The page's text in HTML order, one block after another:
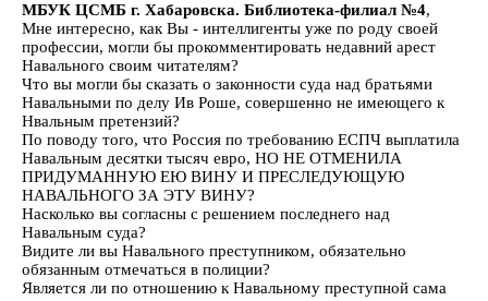
МБУК ЦСМБ г. Хабаровска. Библиотека-филиал №4,
Мне интересно, как Вы - интеллигенты уже по роду своей
профессии, могли бы прокомментировать недавний арест
Навального своим читателям?
Что вы могли бы сказать о законности суда над братьями
Навальными по делу Ив Роше, совершенно не имеющего к
Нвальным претензий?
По поводу того, что Россия по требованию ЕСПЧ выплатила
Навальным десятки тысяч евро, НО НЕ ОТМЕНИЛА
ПРИДУМАННУЮ ЕЮ ВИНУ И ПРЕСЛЕДУЮЩУЮ
НАВАЛЬНОГО ЗА ЭТУ ВИНУ?
Насколько вы согласны с решением последнего над
Навальным суда?
Видите ли вы Навального преступником, обязательно
обязанным отмечаться в полиции?
Является ли по отношению к Навальному преступной сама